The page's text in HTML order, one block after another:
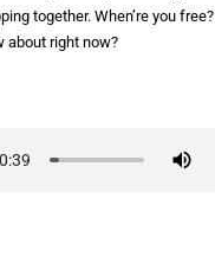
together. When’re you free?
about right now?